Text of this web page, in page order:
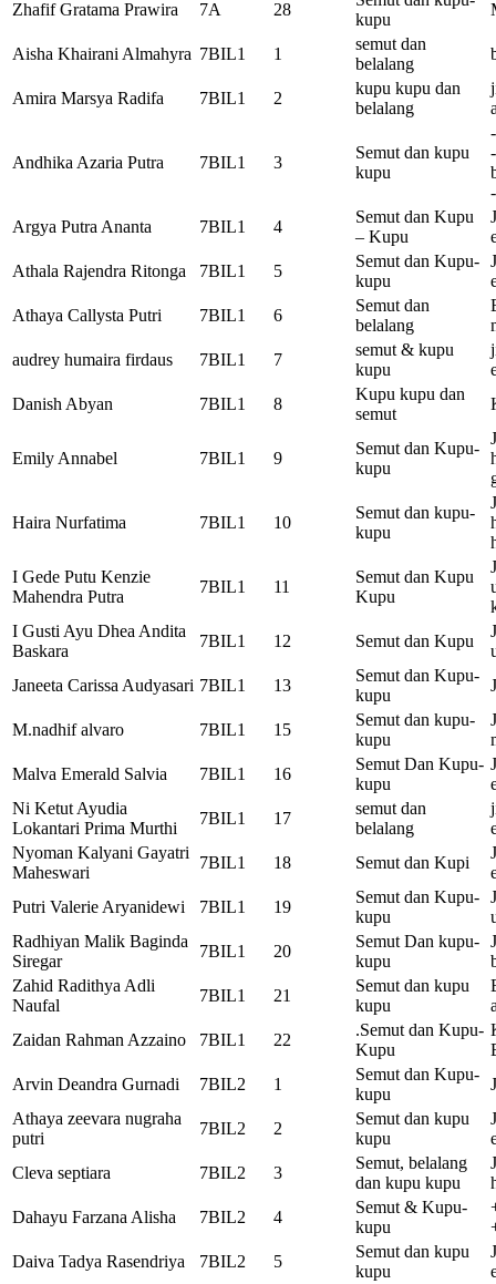
Zhafif Gratama Prawira
7A 28
kupu
Aisha Khairani Almahyra 7BIL1 1
semut dan
belalang
Amira Marsya Radifa 7BIL1 2
kupu kupu dan
belalang
Andhika Azaria Putra 7BIL1 3
Semut dan kupu
kupu
Argya Putra Ananta
7BIL1 4
Semut dan Kupu
– Kupu
Athala Rajendra Ritonga
7BIL1 5
Semut dan Kupu-
kupu
Athaya Callysta Putri
7BIL1 6
Semut dan
belalang
audrey humaira firdaus
7BIL1 7
semut & kupu
kupu
Danish Abyan
7BIL1 8
Kupu kupu dan
semut
Emily Annabel 7BIL1 9
Semut dan Kupu-
kupu
Haira Nurfatima 7BIL1 10
Semut dan kupu-
kupu
I Gede Putu Kenzie
Mahendra Putra
7BIL1 11
Semut dan Kupu
Kupu
I Gusti Ayu Dhea Andita
Baskara
7BIL1 12 Semut dan Kupu
Janeeta Carissa Audyasari 7BIL1 13
Semut dan Kupu-
kupu
M.nadhif alvaro 7BIL1 15
Semut dan kupu-
kupu
Malva Emerald Salvia
7BIL1 16
Semut Dan Kupu-
kupu
Ni Ketut Ayudia
Lokantari Prima Murthi
7BIL1 17
semut dan
belalang
Nyoman Kalyani Gayatri
Maheswari
7BIL1 18 Semut dan Kupi
Putri Valerie Aryanidewi
7BIL1 19
Semut dan Kupu-
kupu
Radhiyan Malik Baginda
Siregar
7BIL1 20
Semut Dan kupu-
kupu
Zahid Radithya Adli
Naufal
7BIL1 21
Semut dan kupu
kupu
Zaidan Rahman Azzaino
7BIL1 22
.Semut dan Kupu-
Kupu
Arvin Deandra Gurnadi
7BIL2 1
Semut dan Kupu-
kupu
Athaya zeevara nugraha
putri
7BIL2 2
Semut dan kupu
kupu
Cleva septiara
7BIL2 3
Semut, belalang
dan kupu kupu
Dahayu Farzana Alisha
7BIL2 4
Semut & Kupu-
kupu
Daiva Tadya Rasendriya
7BIL2 5
Semut dan kupu
kupu